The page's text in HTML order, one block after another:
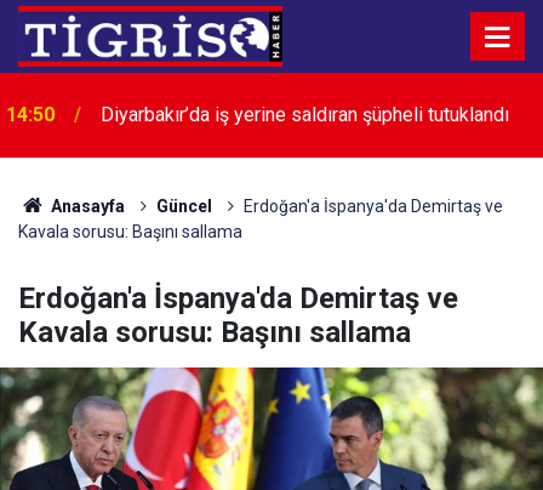
14:41 Tahran’dan Washington’a Hürmüz şartı
Anasayfa Güncel
Erdoğan'a İspanya'da Demirtaş ve
Kavala sorusu: Başını sallama
Erdoğan'a İspanya'da Demirtaş ve
Kavala sorusu: Başını sallama